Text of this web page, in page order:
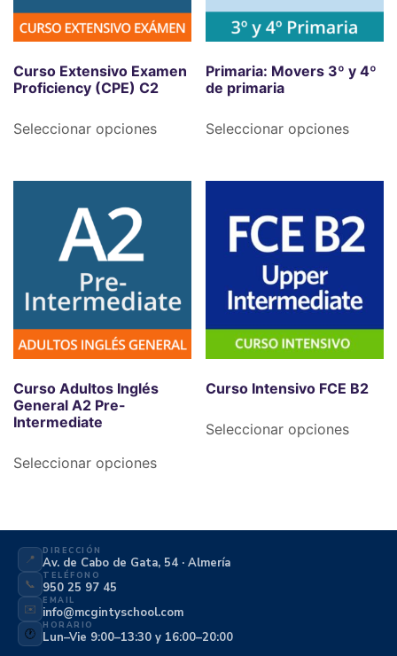
Curso Extensivo Examen
Proficiency (CPE) C2
Seleccionar opciones
Primaria: Movers 3º y 4º
de primaria
Seleccionar opciones
Curso Adultos Inglés
General A2 Pre-
Intermediate
Seleccionar opciones
Curso Intensivo FCE B2
Seleccionar opciones
📍
DIRECCIÓN
Av. de Cabo de Gata, 54 · Almería
📞
TELÉFONO
950 25 97 45
✉️
EMAIL
info@mcgintyschool.com
🕐
HORARIO
Lun–Vie 9:00–13:30 y 16:00–20:00